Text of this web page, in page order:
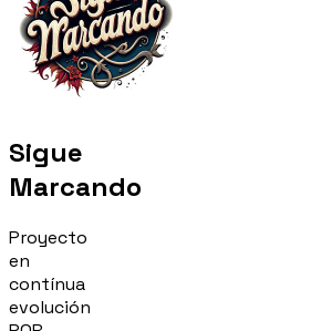
Sigue
Marcando
Proyecto
en
contínua
evolución